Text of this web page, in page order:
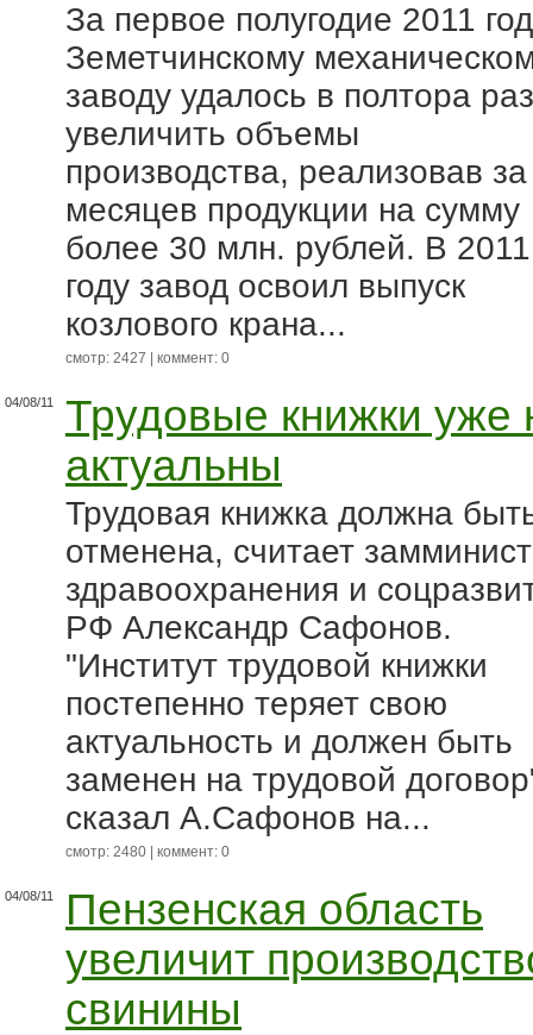
За первое полугодие 2011
Земетчинскому
заводу удалось в полтора
увеличить объемы
производства, реализовав
месяцев продукции на сумму
более 30 млн. рублей. В 2011
году завод освоил выпуск
козлового крана...
смотр: 2427 | коммент: 0
04/08/11
Трудовые книжки уже
актуальны
Трудовая книжка должна
отменена, считает
здравоохранения и
РФ Александр Сафонов.
"Институт трудовой книжки
постепенно теряет свою
актуальность и должен быть
заменен на трудовой
сказал А.Сафонов на...
смотр: 2480 | коммент: 0
04/08/11
Пензенская область
увеличит
свинины